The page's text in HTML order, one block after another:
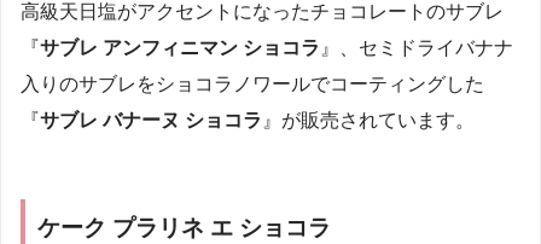
高級天日塩がアクセントになったチョコレートのサブレ
『サブレ アンフィニマン ショコラ 』、セミドライバナナ
入りのサブレをショコラノワールでコーティングした
『サブレ バナーヌ ショコラ 』が販売されています。
ケーク プラリネ エ ショコラ